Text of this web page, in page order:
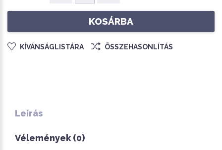
KOSÁRBA
KÍVÁNSÁGLISTÁRA ÖSSZEHASONLÍTÁS
Leírás
Vélemények (0)